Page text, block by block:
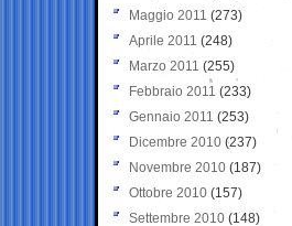
Maggio 2011 (273)
Aprile 2011 (248)
Marzo 2011 (255)
Febbraio 2011 (233)
Gennaio 2011 (253)
Dicembre 2010 (237)
Novembre 2010 (187)
Ottobre 2010 (157)
Settembre 2010 (148)